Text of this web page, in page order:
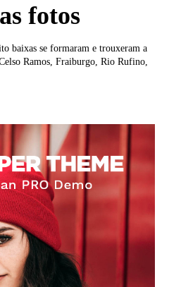
fotos
baixas se formaram e trouxeram a
Ramos, Fraiburgo, Rio Rufino,